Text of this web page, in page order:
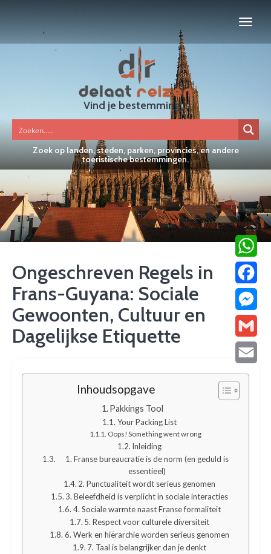
Vind je bestemming...
Zoek op landen, steden, parken, provincies, en andere
toeristische bestemmingen.
Ongeschreven Regels in
Frans-Guyana: Sociale
Gewoonten, Cultuur en
Dagelijkse Etiquette
Inhoudsopgave
Pakkings Tool
Your Packing List
Oops! Something went wrong
Inleiding
1. Franse bureaucratie is de norm (en geduld is
essentieel)
2. Punctualiteit wordt serieus genomen
3. Beleefdheid is verplicht in sociale interacties
4. Sociale warmte naast Franse formaliteit
5. Respect voor culturele diversiteit
6. Werk en hiërarchie worden serieus genomen
7. Taal is belangrijker dan je denkt
Gmail
Email